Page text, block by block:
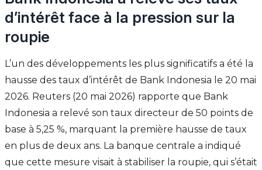
d’intérêt face à la pression sur la
roupie
L’un des développements les plus significatifs a été la
hausse des taux d’intérêt de Bank Indonesia le 20 mai
2026. Reuters (20 mai 2026) rapporte que Bank
Indonesia a relevé son taux directeur de 50 points de
base à 5,25 %, marquant la première hausse de taux
en plus de deux ans. La banque centrale a indiqué
que cette mesure visait à stabiliser la roupie, qui s’était